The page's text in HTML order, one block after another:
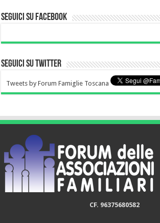
Seguici su Facebook
Seguici su Twitter
Tweets by Forum Famiglie Toscana
CF. 96375680582